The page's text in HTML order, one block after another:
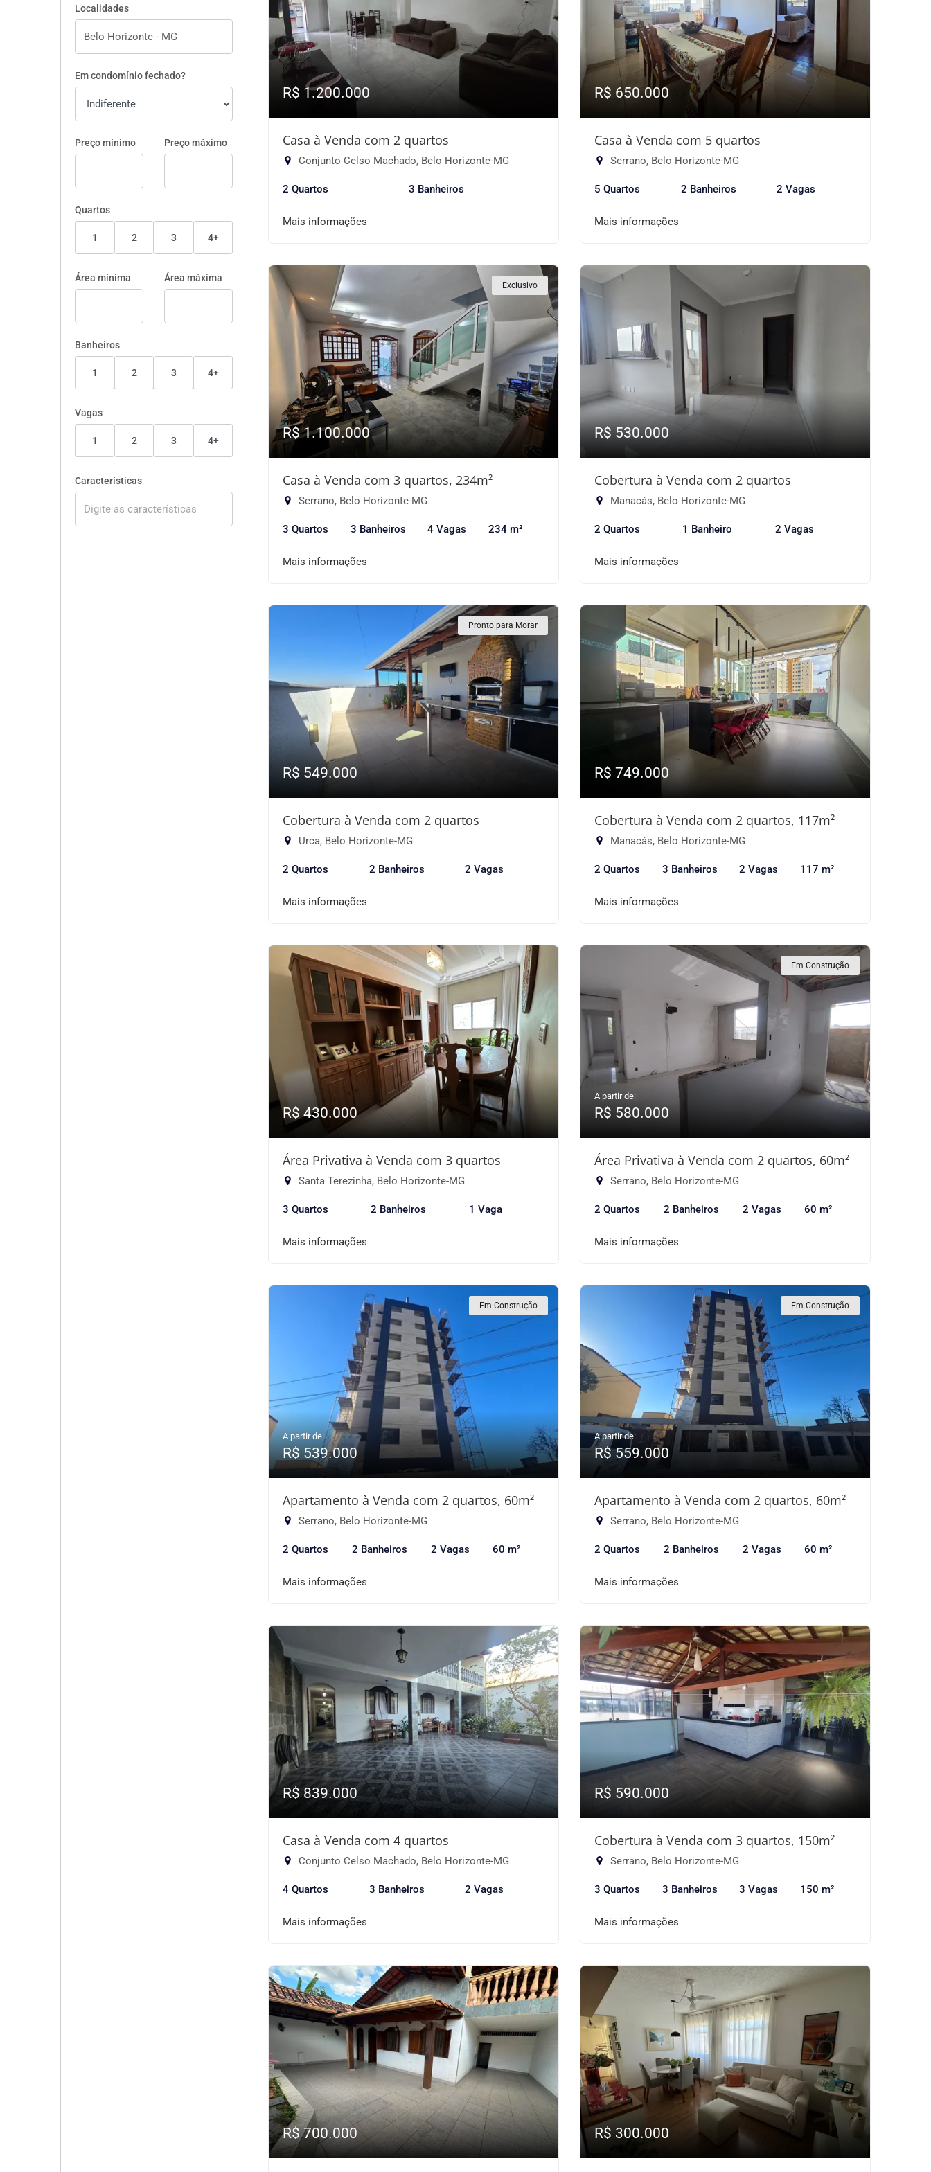
Localidades
Em condomínio fechado?
Preço mínimo Preço máximo
Quartos
1 2 3 4+
Área mínima Área máxima
Banheiros
1 2 3 4+
Vagas
1 2 3 4+
Características
R$ 1.200.000
Casa à Venda com 2 quartos
Conjunto Celso Machado, Belo Horizonte-MG
2 Quartos 3 Banheiros
Mais informações
R$ 650.000
Casa à Venda com 5 quartos
Serrano, Belo Horizonte-MG
5 Quartos 2 Banheiros 2 Vagas
Mais informações
Exclusivo
R$ 1.100.000
Casa à Venda com 3 quartos, 234m²
Serrano, Belo Horizonte-MG
3 Quartos 3 Banheiros 4 Vagas 234 m²
Mais informações
R$ 530.000
Cobertura à Venda com 2 quartos
Manacás, Belo Horizonte-MG
2 Quartos 1 Banheiro 2 Vagas
Mais informações
Pronto para Morar
R$ 549.000
Cobertura à Venda com 2 quartos
Urca, Belo Horizonte-MG
2 Quartos 2 Banheiros 2 Vagas
Mais informações
R$ 749.000
Cobertura à Venda com 2 quartos, 117m²
Manacás, Belo Horizonte-MG
2 Quartos 3 Banheiros 2 Vagas 117 m²
Mais informações
R$ 430.000
Área Privativa à Venda com 3 quartos
Santa Terezinha, Belo Horizonte-MG
3 Quartos 2 Banheiros 1 Vaga
Mais informações
Em Construção
A partir de:
R$ 580.000
Área Privativa à Venda com 2 quartos, 60m²
Serrano, Belo Horizonte-MG
2 Quartos 2 Banheiros 2 Vagas 60 m²
Mais informações
Em Construção
A partir de:
R$ 539.000
Apartamento à Venda com 2 quartos, 60m²
Serrano, Belo Horizonte-MG
2 Quartos 2 Banheiros 2 Vagas 60 m²
Mais informações
Em Construção
A partir de:
R$ 559.000
Apartamento à Venda com 2 quartos, 60m²
Serrano, Belo Horizonte-MG
2 Quartos 2 Banheiros 2 Vagas 60 m²
Mais informações
R$ 839.000
Casa à Venda com 4 quartos
Conjunto Celso Machado, Belo Horizonte-MG
4 Quartos 3 Banheiros 2 Vagas
Mais informações
R$ 590.000
Cobertura à Venda com 3 quartos, 150m²
Serrano, Belo Horizonte-MG
3 Quartos 3 Banheiros 3 Vagas 150 m²
Mais informações
R$ 700.000 R$ 300.000